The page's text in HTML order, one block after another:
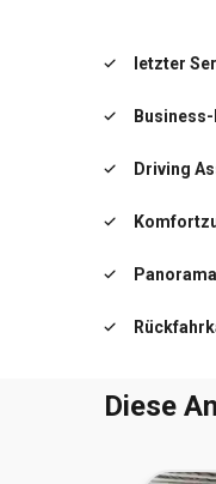
letzter
Driving
Diese